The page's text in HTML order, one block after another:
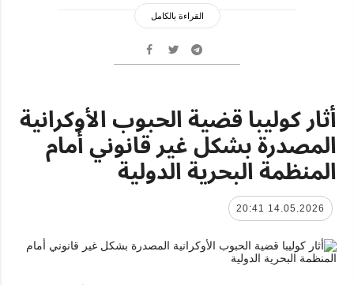
القراءة بالكامل
أثار كوليبا قضية الحبوب الأوكرانية
المصدرة بشكل غير قانوني أمام
المنظمة البحرية الدولية
14.05.2026 20:41